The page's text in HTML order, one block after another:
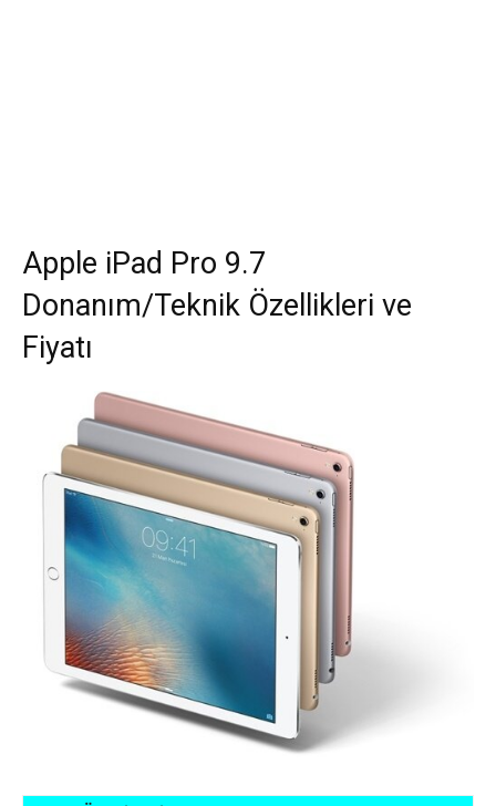
Apple iPad Pro 9.7
Donanım/Teknik Özellikleri ve
Fiyatı